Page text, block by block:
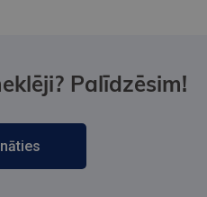
Palīdzēsim!